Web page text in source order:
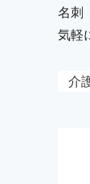
名刺
気軽
介